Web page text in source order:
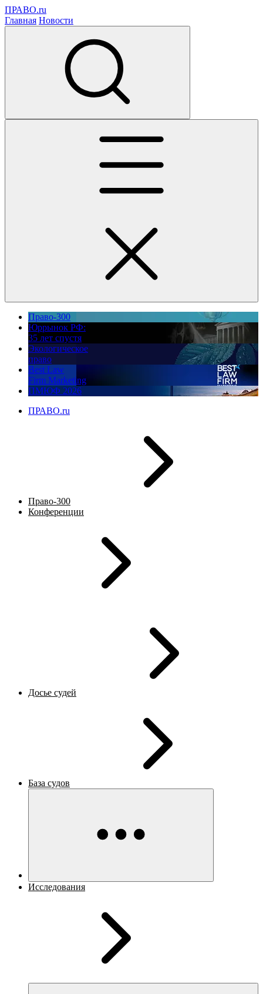
ПРАВО.ru
Главная Новости
Право-300
Юррынок РФ:
35 лет спустя
Экологическое
право
Best Law
Firm Marketing
ПМЮФ 2026
ПРАВО.ru
Право-300
Конференции
Досье судей
База судов
Исследования